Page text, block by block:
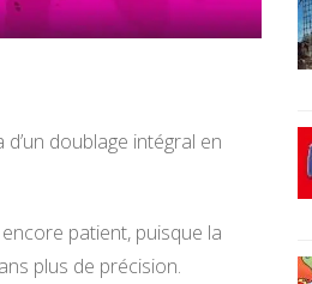
doublage intégral en
patient, puisque la
plus de précision.